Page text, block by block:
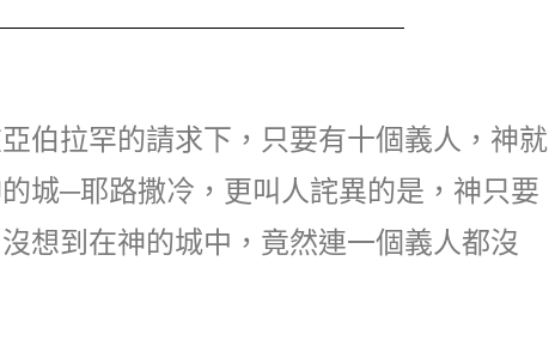
伯拉罕的請求下，只要有十個義人，神就
城─耶路撒冷，更叫人詫異的是，神只要
想到在神的城中，竟然連一個義人都沒